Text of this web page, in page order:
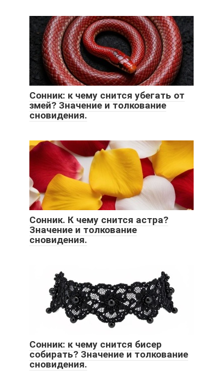
Сонник: к чему снится убегать от
змей? Значение и толкование
сновидения.
Сонник. К чему снится астра?
Значение и толкование
сновидения.
Сонник: к чему снится бисер
собирать? Значение и толкование
сновидения.